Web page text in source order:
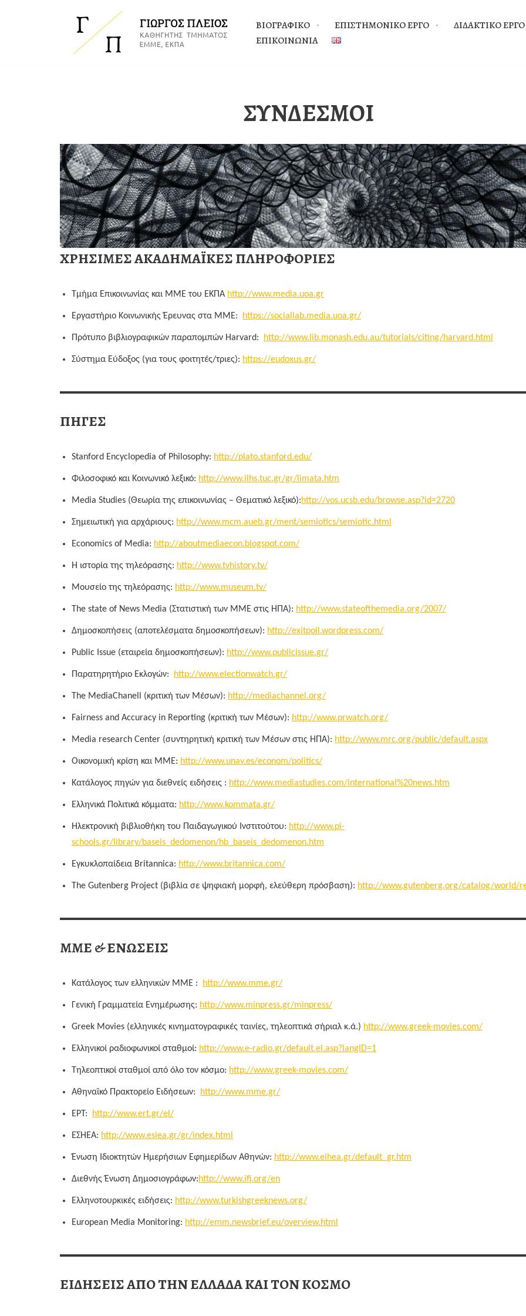
ΒΙΟΓΡΑΦΙΚΟ EΠΙΣΤΗΜΟΝΙΚΟ ΕΡΓΟ ΔΙΔΑΚΤΙΚΟ ΕΡΓΟ
ΕΠΙΚΟΙΝΩΝΙΑ
ΣΥΝΔΕΣΜΟΙ
ΧΡΗΣΙΜΕΣ ΑΚΑΔΗΜΑΪΚΕΣ ΠΛΗΡΟΦΟΡΙΕΣ
Τμήμα Επικοινωνίας και ΜΜΕ του ΕΚΠΑ http://www.media.uoa.gr
Εργαστήριο Κοινωνικής Έρευνας στα ΜΜΕ: https://sociallab.media.uoa.gr/
Πρότυπο βιβλιογραφικών παραπομπών Harvard: http://www.lib.monash.edu.au/tutorials/citing/harvard.html
Σύστημα Εύδοξος (για τους φοιτητές/τριες): https://eudoxus.gr/
ΠΗΓΕΣ
Stanford Encyclopedia of Philosophy: http://plato.stanford.edu/
Φιλοσοφικό και Κοινωνικό λεξικό: http://www.ilhs.tuc.gr/gr/limata.htm
Media Studies (Θεωρία της επικοινωνίας – Θεματικό λεξικό):http://vos.ucsb.edu/browse.asp?id=2720
Σημειωτική για αρχάριους: http://www.mcm.aueb.gr/ment/semiotics/semiotic.html
Economics of Media: http://aboutmediaecon.blogspot.com/
Η ιστορία της τηλεόρασης: http://www.tvhistory.tv/
Μουσείο της τηλεόρασης: http://www.museum.tv/
The state of News Media (Στατιστική των ΜΜΕ στις ΗΠΑ): http://www.stateofthemedia.org/2007/
Δημοσκοπήσεις (αποτελέσματα δημοσκοπήσεων): http://exitpoll.wordpress.com/
Public Issue (εταιρεία δημοσκοπήσεων): http://www.publicissue.gr/
Παρατηρητήριο Εκλογών: http://www.electionwatch.gr/
The MediaChanell (κριτική των Μέσων): http://mediachannel.org/
Fairness and Accuracy in Reporting (κριτική των Μέσων): http://www.prwatch.org/
Media research Center (συντηρητική κριτική των Μέσων στις ΗΠΑ): http://www.mrc.org/public/default.aspx
Οικονομική κρίση και ΜΜΕ: http://www.unav.es/econom/politics/
Κατάλογος πηγών για διεθνείς ειδήσεις : http://www.mediastudies.com/international%20news.htm
Ελληνικά Πολιτικά κόμματα: http://www.kommata.gr/
Ηλεκτρονική βιβλιοθήκη του Παιδαγωγικού Ινστιτούτου: http://www.pi-
schools.gr/library/baseis_dedomenon/hb_baseis_dedomenon.htm
Εγκυκλοπαίδεια Britannica: http://www.britannica.com/
The Gutenberg Project (βιβλία σε ψηφιακή μορφή, ελεύθερη πρόσβαση): http://www.gutenberg.org/catalog/world/
ΜΜΕ & ΕΝΩΣΕΙΣ
Κατάλογος των ελληνικών ΜΜΕ : http://www.mme.gr/
Γενική Γραμματεία Ενημέρωσης: http://www.minpress.gr/minpress/
Greek Movies (ελληνικές κινηματογραφικές ταινίες, τηλεοπτικά σήριαλ κ.ά.) http://www.greek-movies.com/
Ελληνικοί ραδιοφωνικοί σταθμοί: http://www.e-radio.gr/default.el.asp?langID=1
Τηλεοπτικοί σταθμοί από όλο τον κόσμο: http://www.greek-movies.com/
Αθηναϊκό Πρακτορείο Ειδήσεων: http://www.mme.gr/
ΕΡΤ: http://www.ert.gr/el/
ΕΣΗΕΑ: http://www.esiea.gr/gr/index.html
Ένωση Ιδιοκτητών Ημερήσιων Εφημερίδων Αθηνών: http://www.eihea.gr/default_gr.htm
Διεθνής Ένωση Δημοσιογράφων:http://www.ifj.org/en
Ελληνοτουρκικές ειδήσεις: http://www.turkishgreeknews.org/
European Media Monitoring: http://emm.newsbrief.eu/overview.html
ΕΙΔΗΣΕΙΣ ΑΠΟ ΤΗΝ ΕΛΛΑΔΑ ΚΑΙ ΤΟΝ ΚΟΣΜΟ